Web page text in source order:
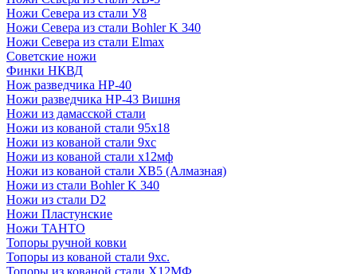
Ножи Севера из стали У8
Ножи Севера из стали Bohler K 340
Ножи Севера из стали Elmax
Советские ножи
Финки НКВД
Нож разведчика НР-40
Ножи разведчика НР-43 Вишня
Ножи из дамасской стали
Ножи из кованой стали 95х18
Ножи из кованой стали 9хс
Ножи из кованой стали х12мф
Ножи из кованой стали ХВ5 (Алмазная)
Ножи из стали Bohler K 340
Ножи из стали D2
Ножи Пластунские
Ножи ТАНТО
Топоры ручной ковки
Топоры из кованой стали 9хс.
Топоры из кованой стали Х12МФ